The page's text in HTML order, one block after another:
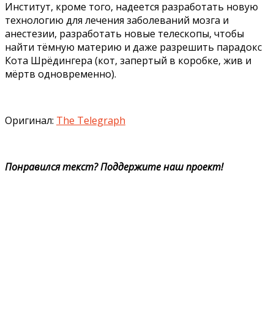
Институт, кроме того, надеется разработать новую
технологию для лечения заболеваний мозга и
анестезии, разработать новые телескопы, чтобы
найти тёмную материю и даже разрешить парадокс
Кота Шрёдингера (кот, запертый в коробке, жив и
мёртв одновременно).
Оригинал: The Telegraph
Понравился текст? Поддержите наш проект!